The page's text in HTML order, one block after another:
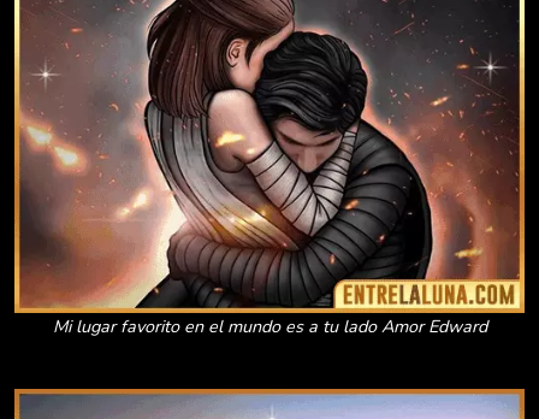
Mi lugar favorito en el mundo es a tu lado Amor Edward